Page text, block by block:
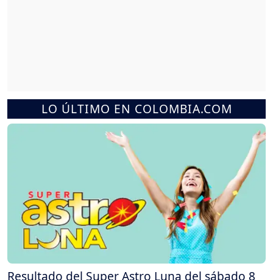
LO ÚLTIMO EN COLOMBIA.COM
Resultado del Super Astro Luna del sábado 8